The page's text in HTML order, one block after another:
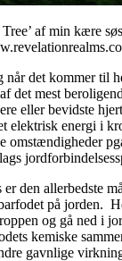
af min kære
det kommer til
det mest
eller bevidste
elektrisk energi i
den allerbedste
på jorden.
og gå ned i
kemiske
gavnlige